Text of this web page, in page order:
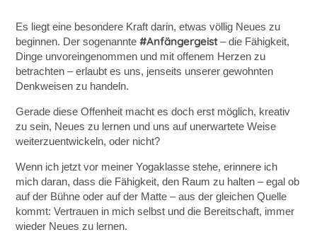
Es liegt eine besondere Kraft darin, etwas völlig Neues zu
beginnen. Der sogenannte #Anfängergeist– die Fähigkeit,
Dinge unvoreingenommen und mit offenem Herzen zu
betrachten – erlaubt es uns, jenseits unserer gewohnten
Denkweisen zu handeln.
Gerade diese Offenheit macht es doch erst möglich, kreativ
zu sein, Neues zu lernen und uns auf unerwartete Weise
weiterzuentwickeln, oder nicht?
Wenn ich jetzt vor meiner Yogaklasse stehe, erinnere ich
mich daran, dass die Fähigkeit, den Raum zu halten – egal ob
auf der Bühne oder auf der Matte – aus der gleichen Quelle
kommt: Vertrauen in mich selbst und die Bereitschaft, immer
wieder Neues zu lernen.